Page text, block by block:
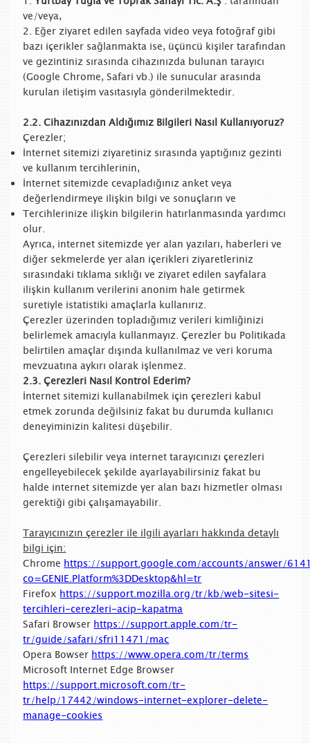
ve/veya,
2. Eğer ziyaret edilen sayfada video veya fotoğraf gibi
bazı içerikler sağlanmakta ise, üçüncü kişiler tarafından
ve gezintiniz sırasında cihazınızda bulunan tarayıcı
(Google Chrome, Safari vb.) ile sunucular arasında
kurulan iletişim vasıtasıyla gönderilmektedir.
2.2. Cihazınızdan Aldığımız Bilgileri Nasıl Kullanıyoruz?
Çerezler;
İnternet sitemizi ziyaretiniz sırasında yaptığınız gezinti
ve kullanım tercihlerinin,
İnternet sitemizde cevapladığınız anket veya
değerlendirmeye ilişkin bilgi ve sonuçların ve
Tercihlerinize ilişkin bilgilerin hatırlanmasında yardımcı
olur.
Ayrıca, internet sitemizde yer alan yazıları, haberleri ve
diğer sekmelerde yer alan içerikleri ziyaretleriniz
sırasındaki tıklama sıklığı ve ziyaret edilen sayfalara
ilişkin kullanım verilerini anonim hale getirmek
suretiyle istatistiki amaçlarla kullanırız.
Çerezler üzerinden topladığımız verileri kimliğinizi
belirlemek amacıyla kullanmayız. Çerezler bu Politikada
belirtilen amaçlar dışında kullanılmaz ve veri koruma
mevzuatına aykırı olarak işlenmez.
2.3. Çerezleri Nasıl Kontrol Ederim?
İnternet sitemizi kullanabilmek için çerezleri kabul
etmek zorunda değilsiniz fakat bu durumda kullanıcı
deneyiminizin kalitesi düşebilir.
Çerezleri silebilir veya internet tarayıcınızı çerezleri
engelleyebilecek şekilde ayarlayabilirsiniz fakat bu
halde internet sitemizde yer alan bazı hizmetler olması
gerektiği gibi çalışamayabilir.
Tarayıcınızın çerezler ile ilgili ayarları hakkında detaylı
bilgi için:
Chrome https://support.google.com/accounts/answer/
co=GENIE.Platform%3DDesktop&hl=tr
Firefox https://support.mozilla.org/tr/kb/web-sitesi-
tercihleri-cerezleri-acip-kapatma
Safari Browser https://support.apple.com/tr-
tr/guide/safari/sfri11471/mac
Opera Bowser https://www.opera.com/tr/terms
Microsoft Internet Edge Browser
https://support.microsoft.com/tr-
tr/help/17442/windows-internet-explorer-delete-
manage-cookies